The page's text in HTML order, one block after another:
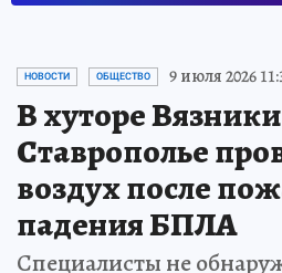
НОВОСТИ ОБЩЕСТВО 9 июля 2026
В хуторе
Ставрополье
воздух после
падения БПЛА
Специалисты не